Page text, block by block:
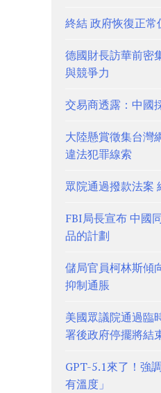
終結 政府恢復正常
德國財長訪華前密
與競爭力
交易商透露：中國
大陸懸賞徵集台灣
違法犯罪線索
眾院通過撥款法案
FBI局長宣布 中國
品的計劃
儲局官員柯林斯
抑制通脹
美國眾議院通過
署後政府停擺將結
GPT-5.1來了！強
有溫度」